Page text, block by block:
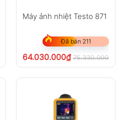
chưa VAT 8%
Máy ảnh nhiệt Testo 871
Đã bán 211
64.030.000₫ 75.330.000₫